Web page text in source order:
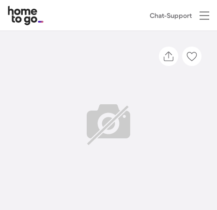
Chat-Support